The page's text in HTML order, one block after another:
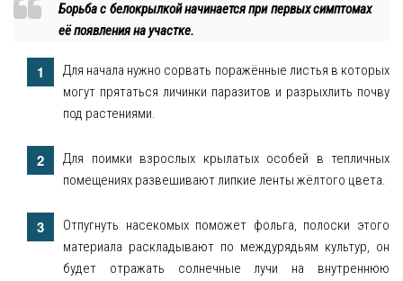
Борьба с белокрылкой начинается при первых симптомах
её появления на участке.
Для начала нужно сорвать поражённые листья в которых
могут прятаться личинки паразитов и разрыхлить почву
под растениями.
Для поимки взрослых крылатых особей в тепличных
помещениях развешивают липкие ленты жёлтого цвета.
Отпугнуть насекомых поможет фольга, полоски этого
материала раскладывают по междурядьям культур, он
будет отражать солнечные лучи на внутреннюю